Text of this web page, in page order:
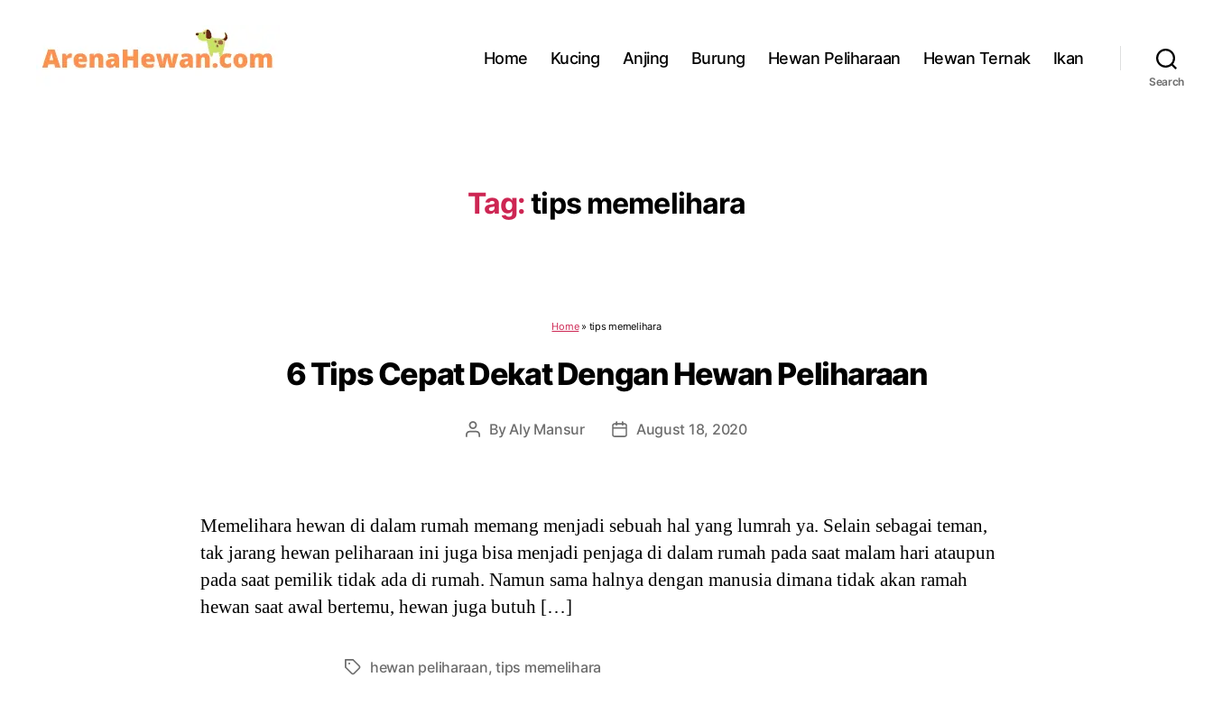
Home Kucing Anjing Burung Hewan Peliharaan Hewan Ternak Ikan
Search
Tag:tips memelihara
Home» tips memelihara
6 Tips Cepat Dekat Dengan Hewan Peliharaan
Post
ByAly Mansur
PostAugust 18, 2020
Memelihara hewan di dalam rumah memang menjadi sebuah hal yang lumrah ya. Selain sebagai teman,
tak jarang hewan peliharaan ini juga bisa menjadi penjaga di dalam rumah pada saat malam hari ataupun
pada saat pemilik tidak ada di rumah. Namun sama halnya dengan manusia dimana tidak akan ramah
hewan saat awal bertemu, hewan juga butuh […]
Tagshewan peliharaan,tips memelihara